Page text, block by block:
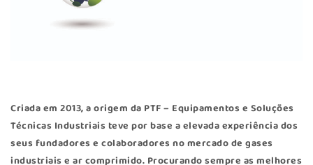
Criada em 2013, a origem da PTF – Equipamentos e Soluções
Técnicas Industriais teve por base a elevada experiência dos
seus fundadores e colaboradores no mercado de gases
industriais e ar comprimido. Procurando sempre as melhores